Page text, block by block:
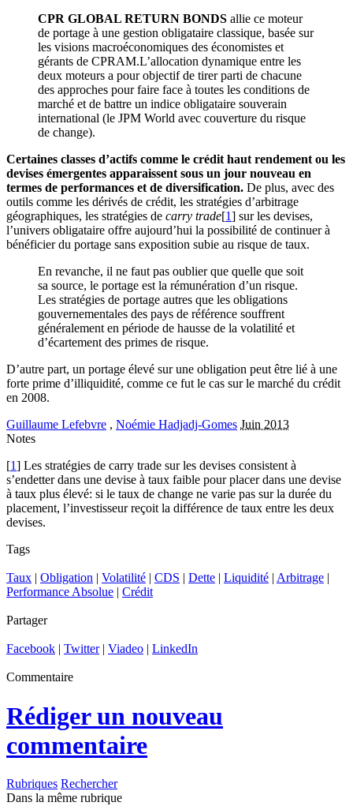
CPR GLOBAL RETURN BONDS allie ce moteur
de portage à une gestion obligataire classique, basée sur
les visions macroéconomiques des économistes et
gérants de CPRAM.L’allocation dynamique entre les
deux moteurs a pour objectif de tirer parti de chacune
des approches pour faire face à toutes les conditions de
marché et de battre un indice obligataire souverain
international (le JPM World avec couverture du risque
de change).
Certaines classes d’actifs comme le crédit haut rendement ou les
devises émergentes apparaissent sous un jour nouveau en
termes de performances et de diversification. De plus, avec des
outils comme les dérivés de crédit, les stratégies d’arbitrage
géographiques, les stratégies de carry trade[1] sur les devises,
l’univers obligataire offre aujourd’hui la possibilité de continuer à
bénéficier du portage sans exposition subie au risque de taux.
En revanche, il ne faut pas oublier que quelle que soit
sa source, le portage est la rémunération d’un risque.
Les stratégies de portage autres que les obligations
gouvernementales des pays de référence souffrent
généralement en période de hausse de la volatilité et
d’écartement des primes de risque.
D’autre part, un portage élevé sur une obligation peut être lié à une
forte prime d’illiquidité, comme ce fut le cas sur le marché du crédit
en 2008.
Guillaume Lefebvre , Noémie Hadjadj-Gomes Juin 2013
Notes
[1] Les stratégies de carry trade sur les devises consistent à
s’endetter dans une devise à taux faible pour placer dans une devise
à taux plus élevé: si le taux de change ne varie pas sur la durée du
placement, l’investisseur reçoit la différence de taux entre les deux
devises.
Tags
Taux | Obligation | Volatilité | CDS | Dette | Liquidité | Arbitrage |
Performance Absolue | Crédit
Partager
Facebook | Twitter| Viadeo | LinkedIn
Commentaire
Rédiger un nouveau
commentaire
Rubriques Rechercher
Dans la même rubrique